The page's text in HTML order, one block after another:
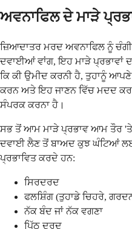
ਅਵਨਾਫਿਲ ਦੇ ਮਾੜੇ
ਜ਼ਿਆਦਾਤਰ ਮਰਦ ਅਵਨਾਫਿਲ ਨੂੰ
ਦਵਾਈਆਂ ਵਾਂਗ, ਇਹ ਮਾੜੇ ਪ੍ਰਭਾਵਾਂ
ਕਿ ਕੀ ਉਮੀਦ ਕਰਨੀ ਹੈ, ਤੁਹਾਨੂੰ
ਕਰਨ ਅਤੇ ਇਹ ਜਾਣਨ ਵਿੱਚ ਮਦਦ
ਸੰਪਰਕ ਕਰਨਾ ਹੈ।
ਸਭ ਤੋਂ ਆਮ ਮਾੜੇ ਪ੍ਰਭਾਵ ਆਮ ਤੌਰ
ਦਵਾਈ ਲੈਣ ਤੋਂ ਬਾਅਦ ਕੁਝ ਘੰਟਿਆਂ
ਪ੍ਰਭਾਵਿਤ ਕਰਦੇ ਹਨ:
ਸਿਰਦਰਦ
ਫਲਸ਼ਿੰਗ (ਤੁਹਾਡੇ ਚਿਹਰੇ,
ਨੱਕ ਬੰਦ ਜਾਂ ਨੱਕ ਵਗਣਾ
ਪਿੱਠ ਦਰਦ